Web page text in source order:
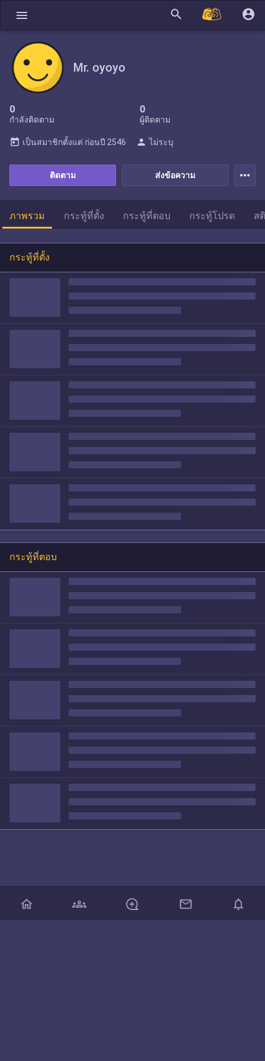
menu search account_circle
Mr. oyoyo
0
กำลังติดตาม
0
ผู้ติดตาม
ส่งข้อความ
ติดตาม
today เป็นสมาชิกตั้งแต่ ก่อนปี 2546 person ไม่ระบุ
more_horiz
ภาพรวม กระทู้ที่ตั้ง กระทู้ที่ตอบ กระทู้โปรด ส
กระทู้ที่ตั้ง
กระทู้ที่ตอบ